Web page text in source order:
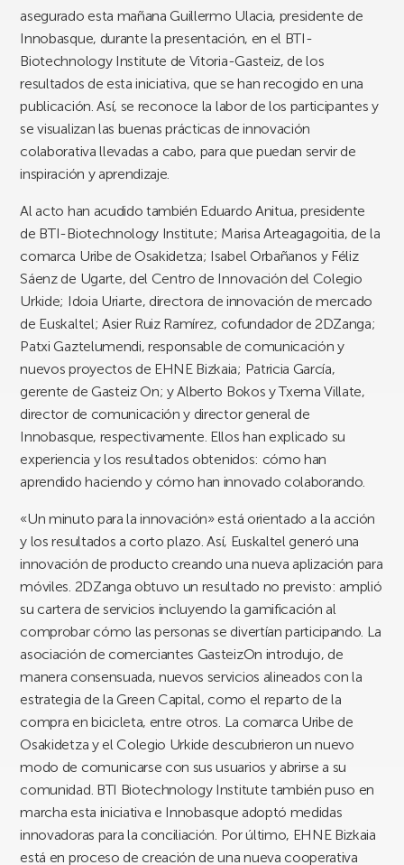
asegurado esta mañana Guillermo Ulacia, presidente de
Innobasque, durante la presentación, en el BTI-
Biotechnology Institute de Vitoria-Gasteiz, de los
resultados de esta iniciativa, que se han recogido en una
publicación. Así, se reconoce la labor de los participantes y
se visualizan las buenas prácticas de innovación
colaborativa llevadas a cabo, para que puedan servir de
inspiración y aprendizaje.
Al acto han acudido también Eduardo Anitua, presidente
de BTI-Biotechnology Institute; Marisa Arteagagoitia, de la
comarca Uribe de Osakidetza; Isabel Orbañanos y Féliz
Sáenz de Ugarte, del Centro de Innovación del Colegio
Urkide; Idoia Uriarte, directora de innovación de mercado
de Euskaltel; Asier Ruiz Ramírez, cofundador de 2DZanga;
Patxi Gaztelumendi, responsable de comunicación y
nuevos proyectos de EHNE Bizkaia; Patricia García,
gerente de Gasteiz On; y Alberto Bokos y Txema Villate,
director de comunicación y director general de
Innobasque, respectivamente. Ellos han explicado su
experiencia y los resultados obtenidos: cómo han
aprendido haciendo y cómo han innovado colaborando.
«Un minuto para la innovación» está orientado a la acción
y los resultados a corto plazo. Así, Euskaltel generó una
innovación de producto creando una nueva aplización para
móviles. 2DZanga obtuvo un resultado no previsto: amplió
su cartera de servicios incluyendo la gamificación al
comprobar cómo las personas se divertían participando. La
asociación de comerciantes GasteizOn introdujo, de
manera consensuada, nuevos servicios alineados con la
estrategia de la Green Capital, como el reparto de la
compra en bicicleta, entre otros. La comarca Uribe de
Osakidetza y el Colegio Urkide descubrieron un nuevo
modo de comunicarse con sus usuarios y abrirse a su
comunidad. BTI Biotechnology Institute también puso en
marcha esta iniciativa e Innobasque adoptó medidas
innovadoras para la conciliación. Por último, EHNE Bizkaia
está en proceso de creación de una nueva cooperativa